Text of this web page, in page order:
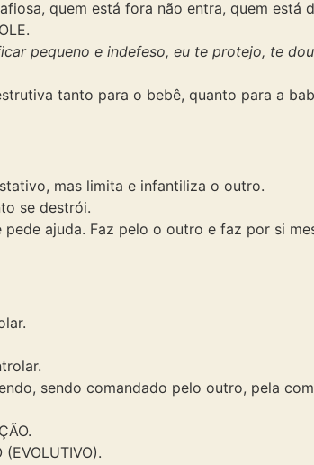
quem está fora não entra, quem está
pequeno e indefeso, eu te protejo, te
tanto para o bebê, quanto para a
mas limita e infantiliza o outro.
se destrói.
ajuda. Faz pelo o outro e faz por si
sendo comandado pelo outro, pela
(EVOLUTIVO).